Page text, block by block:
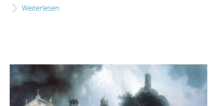
Weiterlesen